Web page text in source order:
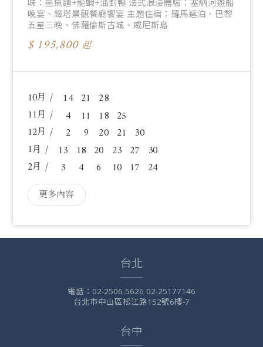
10 14 21 28
11
4 11 18 25
12
2 9 20 21 30
1
13 18 20 23 27 30
2
3 4 6 10 17 24
更多內容
味：墨魚麵+龍蝦+油封鴨 法式浪漫體驗：塞納河遊船
晚宴、鐵塔景觀餐廳饗宴 主題住宿：羅馬連泊、巴黎
五星三晚、佛羅倫斯古城、威尼斯島
195,800起
台北
電話： 02-2506-5626 02-25177146
台北市中山區松江路152號6樓-7
台中